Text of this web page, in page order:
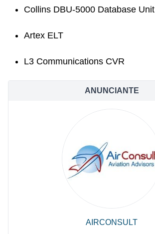
Collins DBU-5000 Database Unit
Artex ELT
L3 Communications CVR
ANUNCIANTE
AIRCONSULT